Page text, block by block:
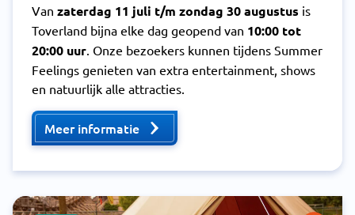
Van zaterdag 11 juli t/m zondag 30 augustus is
Toverland bijna elke dag geopend van 10:00 tot
20:00 uur. Onze bezoekers kunnen tijdens Summer
Feelings genieten van extra entertainment, shows
en natuurlijk alle attracties.
Meer informatie